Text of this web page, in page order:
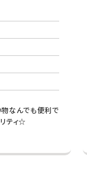
物なんでも便利で
ティ☆